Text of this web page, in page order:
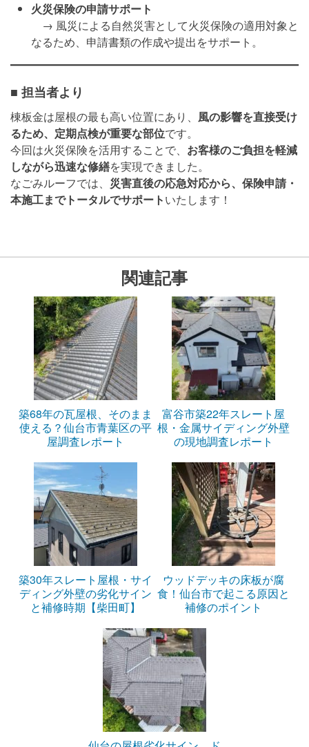
火災保険の申請サポート
→ 風災による自然災害として火災保険の適用対象と
なるため、申請書類の作成や提出をサポート。
■ 担当者より
棟板金は屋根の最も高い位置にあり、 風の影響を直接受け
るため、定期点検が重要な部位です。
今回は火災保険を活用することで、 お客様のご負担を軽減
しながら迅速な修繕を実現できました。
なごみルーフでは、 災害直後の応急対応から、保険申請・
本施工までトータルでサポートいたします！
関連記事
築68年の瓦屋根、そのまま
使える？仙台市青葉区の平
屋調査レポート
富谷市築22年スレート屋
根・金属サイディング外壁
の現地調査レポート
築30年スレート屋根・サイ
ディング外壁の劣化サイン
と補修時期【柴田町】
ウッドデッキの床板が腐
食！仙台市で起こる原因と
補修のポイント